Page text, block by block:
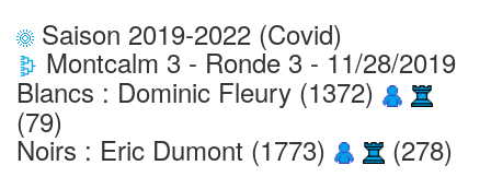
Saison 2019-2022 (Covid)
Montcalm 3 - Ronde 3 - 11/28/2019
Blancs : Dominic Fleury (1372)
(79)
Noirs : Eric Dumont (1773) (278)